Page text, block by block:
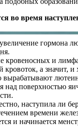
во время
гормона
кровеносных и
а значит,
вырабатывают
поверхностью
наступила ли
времени
и начинается